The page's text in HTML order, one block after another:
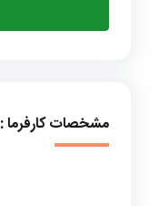
مشخصات کارفرما :